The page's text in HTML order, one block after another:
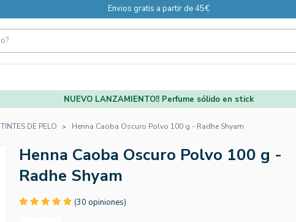
Envios gratis a partir de 45€
NUEVO LANZAMIENTO!! Perfume sólido en stick
TINTES DE PELO Henna Caoba Oscuro Polvo 100 g - Radhe Shyam
Henna Caoba Oscuro Polvo 100 g -
Radhe Shyam
(30 opiniones)